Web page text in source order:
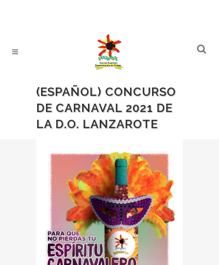
(ESPAÑOL) CONCURSO
DE CARNAVAL 2021 DE
LA D.O. LANZAROTE